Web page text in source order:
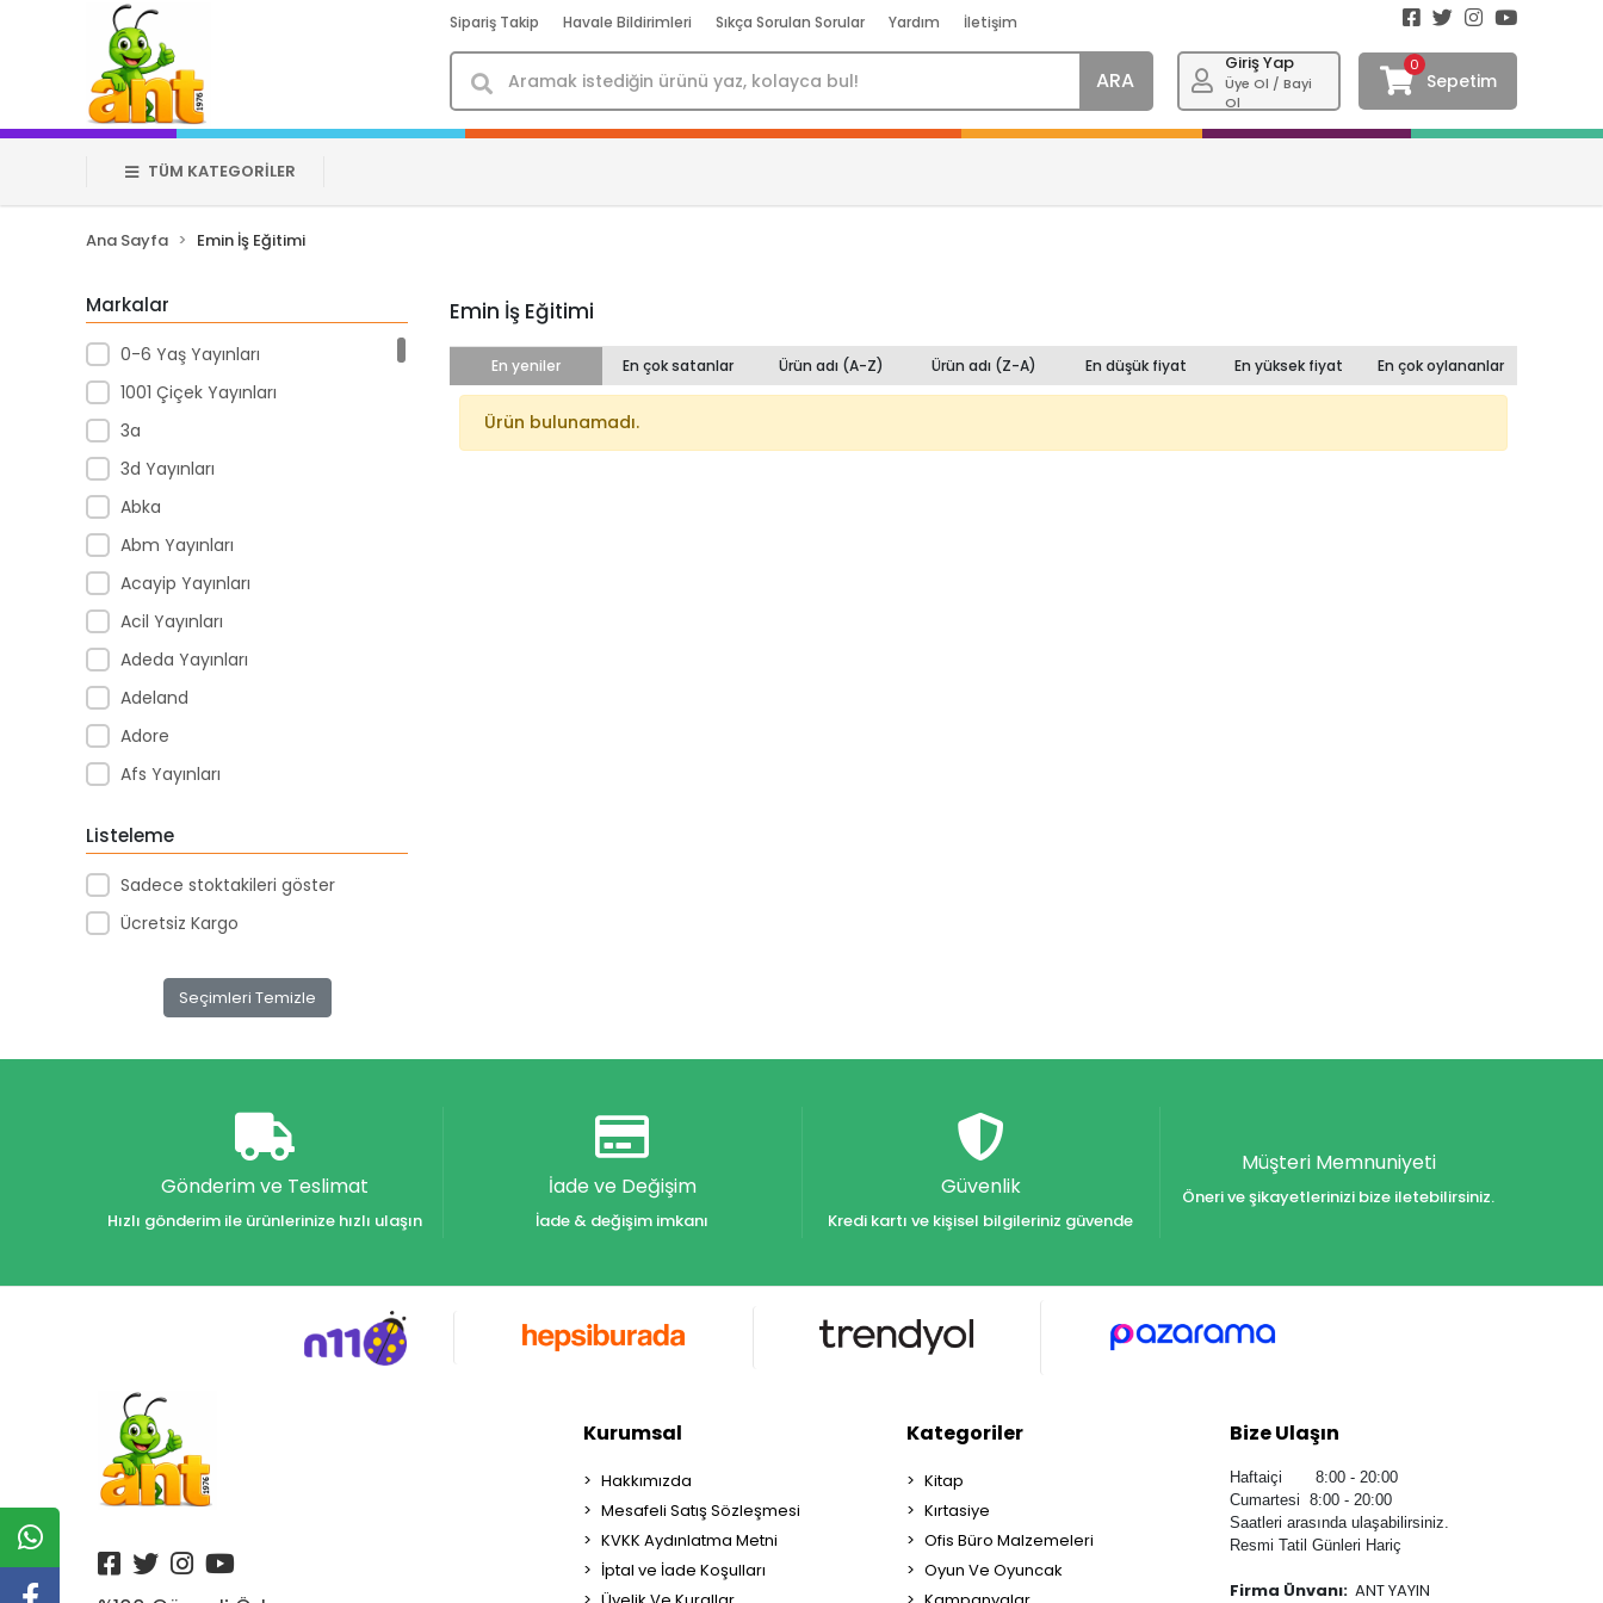
Sipariş Takip Havale Bildirimleri Sıkça Sorulan Sorular Yardım İletişim
ARA
Giriş Yap
Üye Ol / Bayi
Ol
0
Sepetim
TÜM KATEGORİLER
Ana Sayfa Emin İş Eğitimi
Markalar
0-6 Yaş Yayınları
1001 Çiçek Yayınları
3a
3d Yayınları
Abka
Abm Yayınları
Acayip Yayınları
Acil Yayınları
Adeda Yayınları
Adeland
Adore
Afs Yayınları
Agt
Aıhao
Akademi Denizi Yayınları
Akçağ Yayınları
Alfa Yayınları
Alfabe Yayınları
Altın Karma Yayınları
Altın Kitaplar Yayınevi
Altın Kitaplar Yayınları
Altınyıldız
Listeleme
Sadece stoktakileri göster
Ücretsiz Kargo
Seçimleri Temizle
Emin İş Eğitimi
En yeniler En çok satanlar Ürün adı (A-Z) Ürün adı (Z-A) En düşük fiyat En yüksek fiyat En çok oylananlar
Ürün bulunamadı.
Gönderim ve Teslimat
Hızlı gönderim ile ürünlerinize hızlı ulaşın
İade ve Değişim
İade & değişim imkanı
Güvenlik
Kredi kartı ve kişisel bilgileriniz güvende
Müşteri Memnuniyeti
Öneri ve şikayetlerinizi bize iletebilirsiniz.
Kurumsal
Hakkımızda
Mesafeli Satış Sözleşmesi
KVKK Aydınlatma Metni
İptal ve İade Koşulları
Kategoriler
Kitap
Kırtasiye
Ofis Büro Malzemeleri
Oyun Ve Oyuncak
Bize Ulaşın
Haftaiçi 8:00 - 20:00
Cumartesi 8:00 - 20:00
Saatleri arasında ulaşabilirsiniz.
Resmi Tatil Günleri Hariç
Firma Ünvanı: ANT YAYIN